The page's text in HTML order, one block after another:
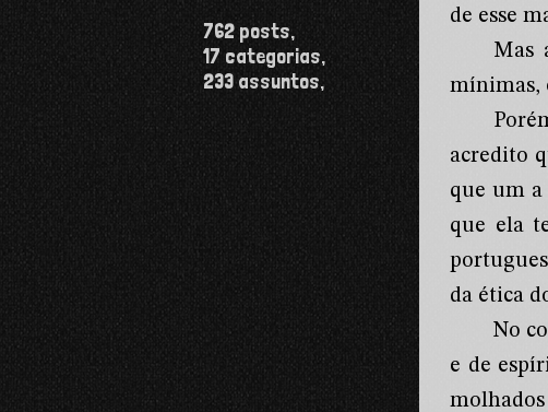
762posts,
17 categorias,
233assuntos,
de esse
Mas
mínimas,
acredito
que um a
que ela
da ética
No
e de